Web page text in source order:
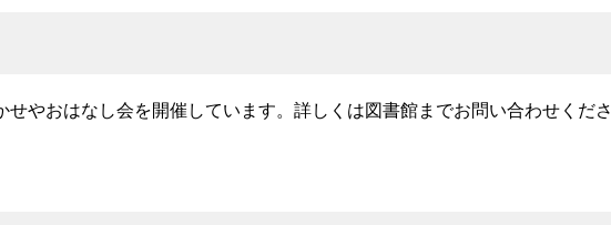
せやおはなし会を開催しています。詳しくは図書館までお問い合わせくださ